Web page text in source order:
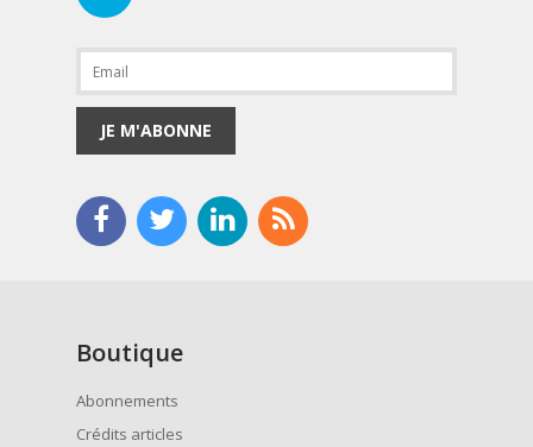
JE M'ABONNE
Boutique
Abonnements
Crédits articles